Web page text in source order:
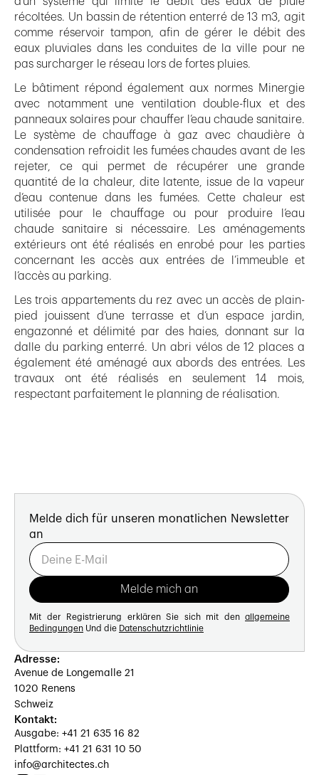
récoltées. Un bassin de rétention enterré de 13 m3, agit
comme réservoir tampon, afin de gérer le débit des
eaux pluviales dans les conduites de la ville pour ne
pas surcharger le réseau lors de fortes pluies.
Le bâtiment répond également aux normes Minergie
avec notamment une ventilation double-flux et des
panneaux solaires pour chauffer l’eau chaude sanitaire.
Le système de chauffage à gaz avec chaudière à
condensation refroidit les fumées chaudes avant de les
rejeter, ce qui permet de récupérer une grande
quantité de la chaleur, dite latente, issue de la vapeur
d’eau contenue dans les fumées. Cette chaleur est
utilisée pour le chauffage ou pour produire l’eau
chaude sanitaire si nécessaire. Les aménagements
extérieurs ont été réalisés en enrobé pour les parties
concernant les accès aux entrées de l’immeuble et
l’accès au parking.
Les trois appartements du rez avec un accès de plain-
pied jouissent d’une terrasse et d’un espace jardin,
engazonné et délimité par des haies, donnant sur la
dalle du parking enterré. Un abri vélos de 12 places a
également été aménagé aux abords des entrées. Les
travaux ont été réalisés en seulement 14 mois,
respectant parfaitement le planning de réalisation.
Melde dich für unseren monatlichen Newsletter
an
Mit der Registrierung erklären Sie sich mit den allgemeine
Bedingungen Und die Datenschutzrichtlinie
Adresse:
Avenue de Longemalle 21
1020 Renens
Schweiz
Kontakt:
Ausgabe: +41 21 635 16 82
Plattform: +41 21 631 10 50
info@architectes.ch